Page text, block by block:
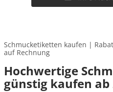
Schmucketiketten kaufen |
auf Rechnung
Hochwertige
günstig kaufen ab